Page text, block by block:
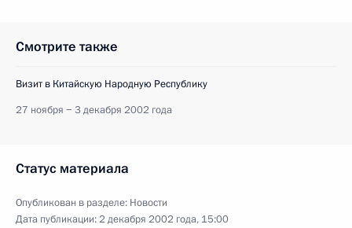
Смотрите также
Визит в Китайскую Народную Республику
27 ноября − 3 декабря 2002 года
Статус материала
Опубликован в разделе: Новости
Дата публикации:2 декабря 2002 года, 15:00